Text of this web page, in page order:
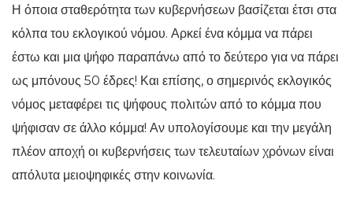
Η όποια σταθερότητα των κυβερνήσεων βασίζεται έτσι στα
κόλπα του εκλογικού νόμου. Αρκεί ένα κόμμα να πάρει
έστω και μια ψήφο παραπάνω από το δεύτερο για να πάρει
ως μπόνους 50 έδρες! Και επίσης, ο σημερινός εκλογικός
νόμος μεταφέρει τις ψήφους πολιτών από το κόμμα που
ψήφισαν σε άλλο κόμμα! Αν υπολογίσουμε και την μεγάλη
πλέον αποχή οι κυβερνήσεις των τελευταίων χρόνων είναι
απόλυτα μειοψηφικές στην κοινωνία.